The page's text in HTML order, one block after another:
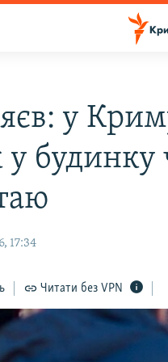
у
будинку
17:34
Читати без VPN